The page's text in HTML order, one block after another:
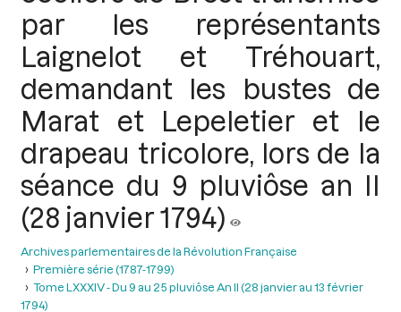
par les représentants
Laignelot et Tréhouart,
demandant les bustes de
Marat et Lepeletier et le
drapeau tricolore, lors de la
séance du 9 pluviôse an II
(28 janvier 1794)
Archives parlementaires de la Révolution Française
Première série (1787-1799)
Tome LXXXIV - Du 9 au 25 pluviôse An II (28 janvier au 13 février
1794)